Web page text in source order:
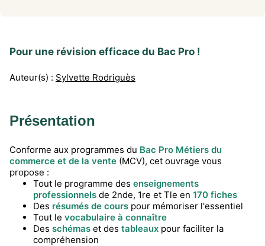
Pour une révision efficace du Bac Pro !
Auteur(s) : Sylvette Rodriguès
Présentation
Conforme aux programmes du Bac Pro Métiers du
commerce et de la vente (MCV), cet ouvrage vous
propose :
Tout le programme des enseignements
professionnels de 2nde, 1re et Tle en 170 fiches
Des résumés de cours pour mémoriser l'essentiel
Tout le vocabulaire à connaître
Des schémas et des tableaux pour faciliter la
compréhension